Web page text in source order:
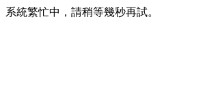
系統繁忙中，請稍等幾秒再試。